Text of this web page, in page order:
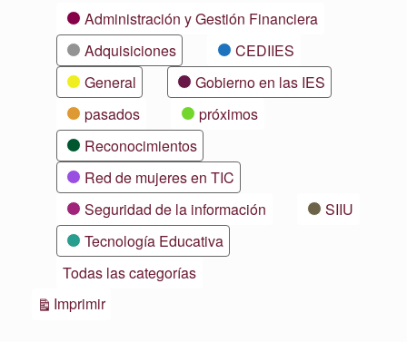
CategoríasAdministración y Gestión Financiera
Adquisiciones
CEDIIES
General
Gobierno en las IES
pasados
próximos
Reconocimientos
Red de mujeres en TIC
Seguridad de la información
SIIU
Tecnología Educativa
Todas las categorías
ImprimirVistas